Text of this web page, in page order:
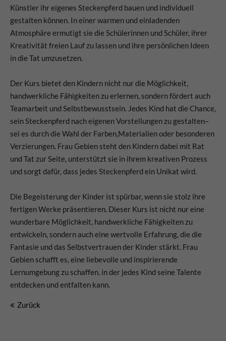
Have any questions?
+44 1234 567 890
Drop us a line
info@yourdomain.com
About us
Lorem ipsum dolor sit amet, consectetuer adipiscing elit.
Aenean commodo ligula eget dolor. Aenean massa. Cum
sociis natoque penatibus et magnis dis parturient
montes, nascetur ridiculus mus. Donec quam felis,
ultricies nec.
Künstler ihr eigenes Steckenpferd bauen und individuell
gestalten können. In einer warmen und einladenden
Atmosphäre ermutigt sie die Schülerinnen und Schüler, ihrer
Kreativität freien Lauf zu lassen und ihre persönlichen Ideen
in die Tat umzusetzen.
Der Kurs bietet den Kindern nicht nur die Möglichkeit,
handwerkliche Fähigkeiten zu erlernen, sondern fördert auch
Teamarbeit und Selbstbewusstsein. Jedes Kind hat die Chance,
sein Steckenpferd nach eigenen Vorstellungen zu gestalten–
sei es durch die Wahl der Farben,Materialien oder besonderen
Verzierungen. Frau Gebien steht den Kindern dabei mit Rat
und Tat zur Seite, unterstützt sie in ihrem kreativen Prozess
und sorgt dafür, dass jedes Steckenpferd ein Unikat wird.
Die Begeisterung der Kinder ist spürbar, wenn sie stolz ihre
fertigen Werke präsentieren. Dieser Kurs ist nicht nur eine
wunderbare Möglichkeit, handwerkliche Fähigkeiten zu
entwickeln, sondern auch eine wertvolle Erfahrung, die die
Fantasie und das Selbstvertrauen der Kinder stärkt. Frau
Gebien schafft es, eine liebevolle und inspirierende
Lernumgebung zu schaffen, in der jedes Kind seine Talente
entdecken und entfalten kann.
Zurück